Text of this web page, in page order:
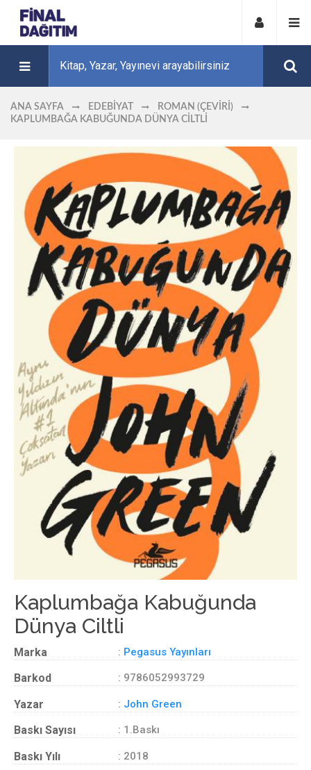
ANA SAYFA EDEBIYAT
ROMAN (ÇEVIRI)
KAPLUMBAĞA KABUĞUNDA DÜNYA CILTLI
Kaplumbağa Kabuğunda
Dünya Ciltli
Marka : Pegasus Yayınları
Barkod : 9786052993729
Yazar : John Green
Baskı Sayısı : 1.Baskı
Baskı Yılı : 2018